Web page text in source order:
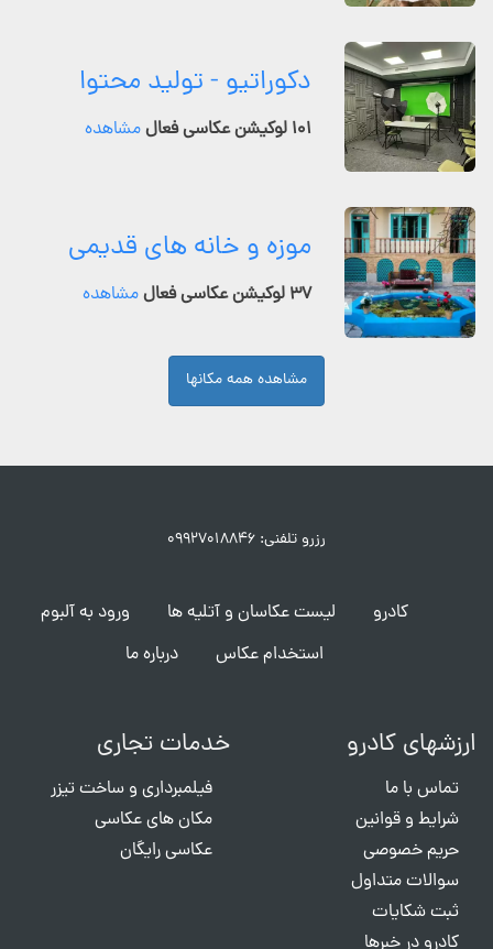
دکوراتیو - تولید محتوا
۱۰۱ لوکیشن عکاسی فعال مشاهده
موزه و خانه های قدیمی
۳۷ لوکیشن عکاسی فعال مشاهده
مشاهده همه مکانها
رزرو تلفنی: ۰۹۹۲۷۰۱۸۸۴۶
کادرو لیست عکاسان و آتلیه ها
ورود به آلبوم
استخدام عکاس
درباره ما
ارزشهای کادرو
تماس با ما
شرایط و قوانین
حریم خصوصی
سوالات متداول
ثبت شکایات
کادرو در خبرها
خدمات تجاری
فیلمبرداری و ساخت تیزر
مکان های عکاسی
عکاسی رایگان